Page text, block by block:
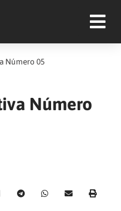
Número 05
Número